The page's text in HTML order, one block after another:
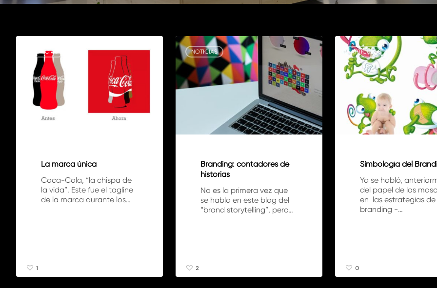
La
NOTICIAS
La marca única
Coca-Cola, “la chispa de
la vida”. Este fue el tagline
de la marca durante los…
1
Branding:
contadores
de
historias
NOTICIAS
Branding: contadores de
historias
No es la primera vez que
se habla en este blog del
“brand storytelling”, pero…
2
Simbología
del
Branding
ARTÍCULOS
Simbología del
Ya se habló,
del papel de las
en las estrategias de
branding -…
0